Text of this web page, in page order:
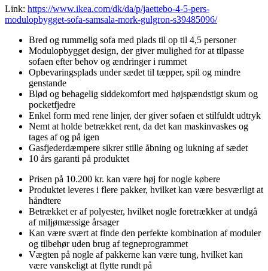
Link: https://www.ikea.com/dk/da/p/jaettebo-4-5-pers-
modulopbygget-sofa-samsala-mork-gulgron-s39485096/
Bred og rummelig sofa med plads til op til 4,5 personer
Modulopbygget design, der giver mulighed for at tilpasse
sofaen efter behov og ændringer i rummet
Opbevaringsplads under sædet til tæpper, spil og mindre
genstande
Blød og behagelig siddekomfort med højspændstigt skum og
pocketfjedre
Enkel form med rene linjer, der giver sofaen et stilfuldt udtryk
Nemt at holde betrækket rent, da det kan maskinvaskes og
tages af og på igen
Gasfjederdæmpere sikrer stille åbning og lukning af sædet
10 års garanti på produktet
Prisen på 10.200 kr. kan være høj for nogle købere
Produktet leveres i flere pakker, hvilket kan være besværligt at
håndtere
Betrækket er af polyester, hvilket nogle foretrækker at undgå
af miljømæssige årsager
Kan være svært at finde den perfekte kombination af moduler
og tilbehør uden brug af tegneprogrammet
Vægten på nogle af pakkerne kan være tung, hvilket kan
være vanskeligt at flytte rundt på